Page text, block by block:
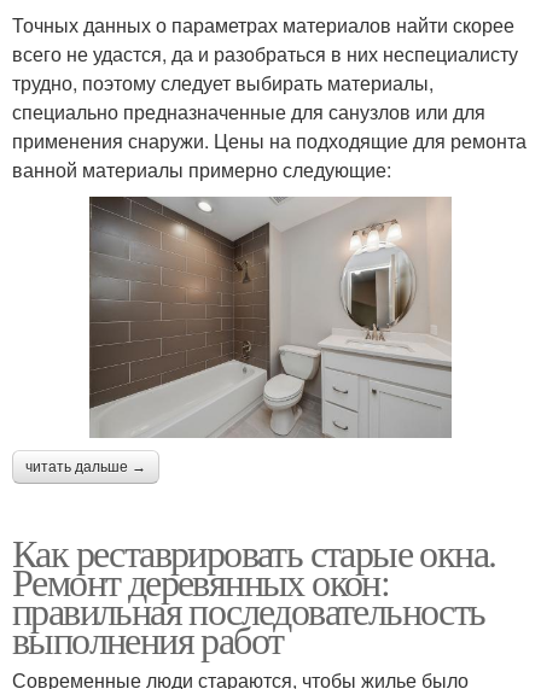
Точных данных о параметрах материалов найти скорее
всего не удастся, да и разобраться в них неспециалисту
трудно, поэтому следует выбирать материалы,
специально предназначенные для санузлов или для
применения снаружи. Цены на подходящие для ремонта
ванной материалы примерно следующие:
читать дальше →
Как реставрировать старые окна.
Ремонт деревянных окон:
правильная последовательность
выполнения работ
Современные люди стараются, чтобы жилье было